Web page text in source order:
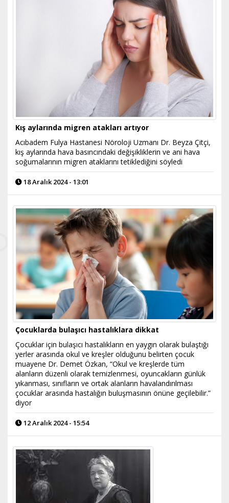
Kış aylarında migren atakları artıyor
Acıbadem Fulya Hastanesi Nöroloji Uzmanı Dr. Beyza Çitçi,
kış aylarında hava basıncındaki değişikliklerin ve ani hava
soğumalarının migren ataklarını tetiklediğini söyledi
18 Aralık 2024 - 13:01
Çocuklarda bulaşıcı hastalıklara dikkat
Çocuklar için bulaşıcı hastalıkların en yaygın olarak bulaştığı
yerler arasında okul ve kreşler olduğunu belirten çocuk
muayene Dr. Demet Özkan, “Okul ve kreşlerde tüm
alanların düzenli olarak temizlenmesi, oyuncakların günlük
yıkanması, sınıfların ve ortak alanların havalandırılması
çocuklar arasında hastalığın buluşmasının önüne geçilebilir.”
diyor
12 Aralık 2024 - 15:54